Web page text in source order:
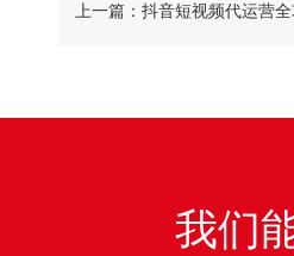
上一篇：抖音短视频代运营
我们